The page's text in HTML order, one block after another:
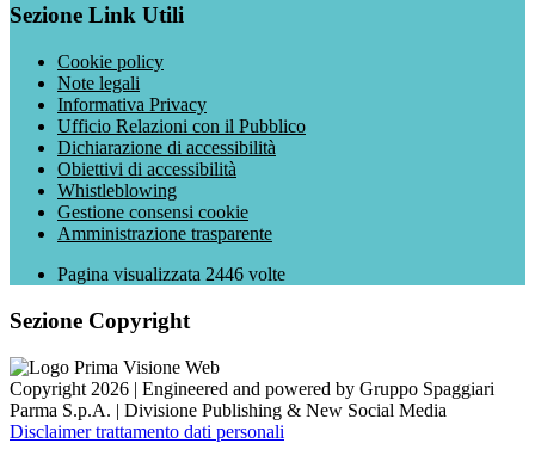
Sezione Link Utili
Cookie policy
Note legali
Informativa Privacy
Ufficio Relazioni con il Pubblico
Dichiarazione di accessibilità
Obiettivi di accessibilità
Whistleblowing
Gestione consensi cookie
Amministrazione trasparente
Pagina visualizzata 2446 volte
Sezione Copyright
Copyright 2026 | Engineered and powered by Gruppo Spaggiari
Parma S.p.A. | Divisione Publishing & New Social Media
Disclaimer trattamento dati personali